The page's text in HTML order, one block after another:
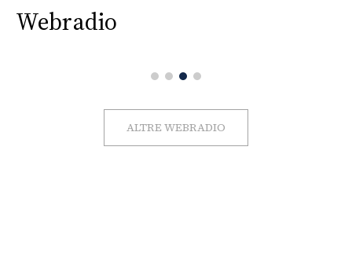
Webradio
ALTRE WEBRADIO